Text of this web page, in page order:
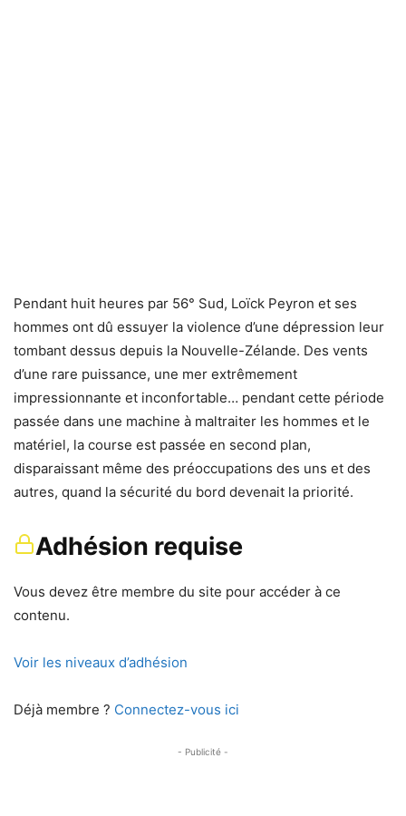
Pendant huit heures par 56° Sud, Loïck Peyron et ses
hommes ont dû essuyer la violence d’une dépression leur
tombant dessus depuis la Nouvelle-Zélande. Des vents
d’une rare puissance, une mer extrêmement
impressionnante et inconfortable… pendant cette période
passée dans une machine à maltraiter les hommes et le
matériel, la course est passée en second plan,
disparaissant même des préoccupations des uns et des
autres, quand la sécurité du bord devenait la priorité.
Adhésion requise
Vous devez être membre du site pour accéder à ce
contenu.
Voir les niveaux d’adhésion
Déjà membre ? Connectez-vous ici
- Publicité -